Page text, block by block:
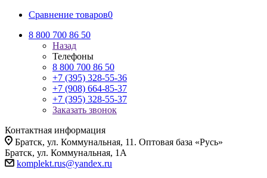
Сравнение товаров0
8 800 700 86 50
Назад
Телефоны
8 800 700 86 50
+7 (395) 328-55-36
+7 (908) 664-85-37
+7 (395) 328-55-37
Заказать звонок
Контактная информация
Братск, ул. Коммунальная, 11. Оптовая база «Русь»
Братск, ул. Коммунальная, 1А
komplekt.rus@yandex.ru